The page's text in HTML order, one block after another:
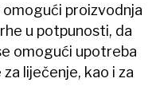
proizvodnja
u potpunosti, da
omogući upotreba
liječenje, kao i za